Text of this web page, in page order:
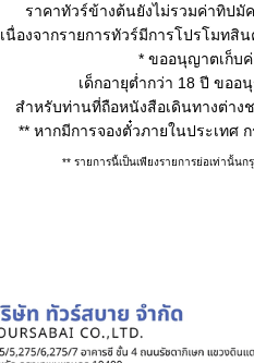
ราคาทัวร์ข้างต้นยังไม่รวมค่าทิป
เนื่องจากรายการทัวร์มีการโปรโมทสิ
* ขออนุญาตเก็บ
เด็กอายุต่ำกว่า 18 ปี ขออ
สำหรับท่านที่ถือหนังสือเดินทางต่าง
** หากมีการจองตั๋วภายในประเทศ
** รายการนี้เป็นเพียงรายการย่อเท่านั้น